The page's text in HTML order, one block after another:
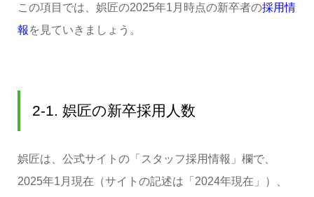
この項目では、娯匠の2025年1月時点の新卒者の採用情
報 を見ていきましょう。
2-1. 娯匠の新卒採用人数
娯匠は、公式サイトの「スタッフ採用情報」欄で、
2025年1月現在（サイトの記述は「2024年現在」）、